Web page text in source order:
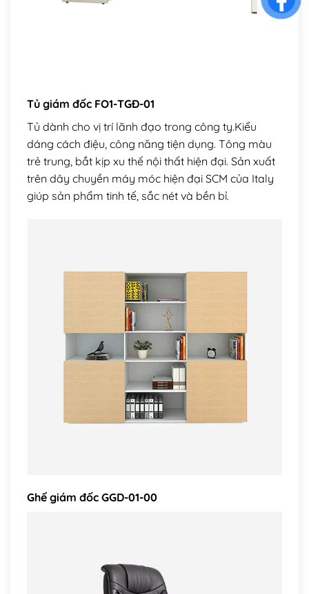
Tủ giám đốc FO1-TGĐ-01
Tủ dành cho vị trí lãnh đạo trong công ty.Kiểu
dáng cách điệu, công năng tiện dụng. Tông màu
trẻ trung, bắt kịp xu thế nội thất hiện đại. Sản xuất
trên dây chuyền máy móc hiện đại SCM của Italy
giúp sản phẩm tinh tế, sắc nét và bền bỉ.
Ghế giám đốc GGD-01-00